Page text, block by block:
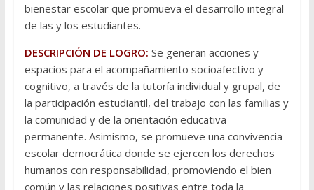
bienestar escolar que promueva el desarrollo integral
de las y los estudiantes.
DESCRIPCIÓN DE LOGRO: Se generan acciones y
espacios para el acompañamiento socioafectivo y
cognitivo, a través de la tutoría individual y grupal, de
la participación estudiantil, del trabajo con las familias y
la comunidad y de la orientación educativa
permanente. Asimismo, se promueve una convivencia
escolar democrática donde se ejercen los derechos
humanos con responsabilidad, promoviendo el bien
común y las relaciones positivas entre toda la